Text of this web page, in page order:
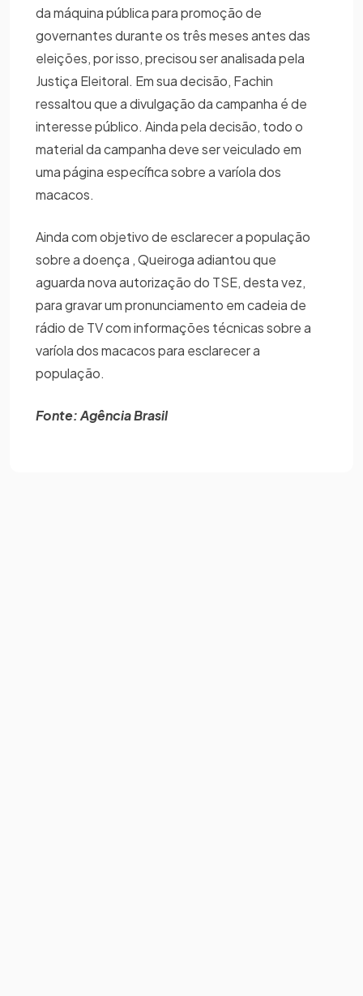
da máquina pública para promoção de
governantes durante os três meses antes das
eleições, por isso, precisou ser analisada pela
Justiça Eleitoral. Em sua decisão, Fachin
ressaltou que a divulgação da campanha é de
interesse público. Ainda pela decisão, todo o
material da campanha deve ser veiculado em
uma página específica sobre a varíola dos
macacos.
Ainda com objetivo de esclarecer a população
sobre a doença , Queiroga adiantou que
aguarda nova autorização do TSE, desta vez,
para gravar um pronunciamento em cadeia de
rádio de TV com informações técnicas sobre a
varíola dos macacos para esclarecer a
população.
Fonte: Agência Brasil